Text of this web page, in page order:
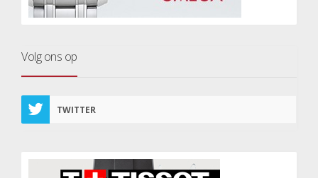
Volg ons op
TWITTER